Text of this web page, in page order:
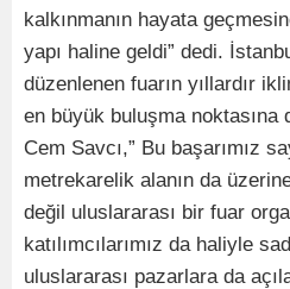
kalkınmanın hayata
yapı haline geldi” dedi.
düzenlenen fuarın yıllardır
en büyük buluşma noktasına
Cem Savcı,” Bu başarımız
metrekarelik alanın da
değil uluslararası bir fuar
katılımcılarımız da haliyle
uluslararası pazarlara da